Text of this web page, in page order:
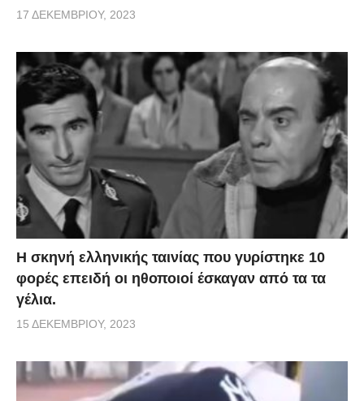
17 ΔΕΚΕΜΒΡΊΟΥ, 2023
H σκηνή ελληνικής ταινίας που γυρίστηκε 10
φορές επειδή οι ηθοποιοί έσκαγαν από τα τα
γέλια.
15 ΔΕΚΕΜΒΡΊΟΥ, 2023